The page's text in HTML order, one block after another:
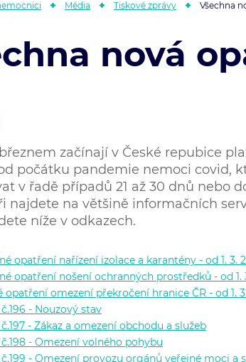
Média Tiskové zprávy Všechna
nová
začínají v České repubice
počátku pandemie nemoci covid,
v řadě případů 21 až 30 dnů nebo
najdete na většině informačních
níže v odkazech.
opatření nařízení izolace a karantény - od 1. 3.
opatření nošení ochranných prostředků - od 1.
opatření omezení překročení hranice ČR - od 1. 3.
- Nouzový stav
- Zákaz a omezení obchodu a služeb
- Omezení volného pohybu
č.199 - Omezení provozu orgánů veřejné moci a